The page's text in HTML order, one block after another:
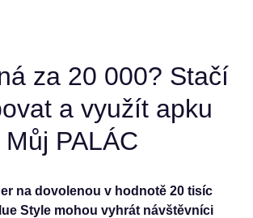
za 20 000? Stačí
a využít apku
Můj PALÁC
na dovolenou v hodnotě 20 tisíc
Style mohou vyhrát návštěvníci